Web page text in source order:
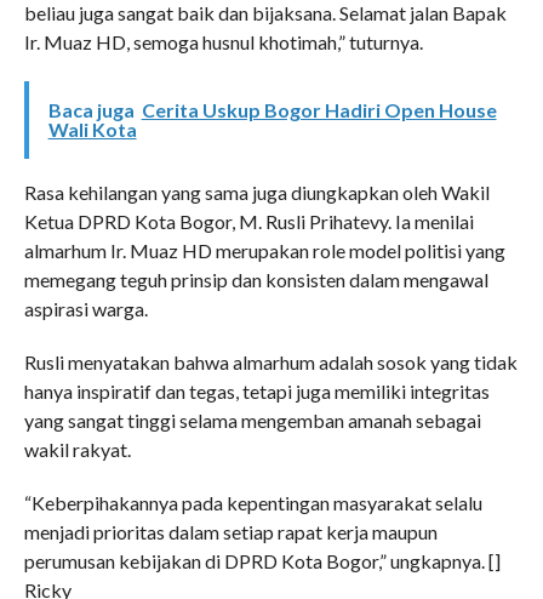
beliau juga sangat baik dan bijaksana. Selamat jalan Bapak
Ir. Muaz HD, semoga husnul khotimah,” tuturnya.
Baca juga Cerita Uskup Bogor Hadiri Open House
Wali Kota
​Rasa kehilangan yang sama juga diungkapkan oleh Wakil
Ketua DPRD Kota Bogor, M. Rusli Prihatevy. Ia menilai
almarhum Ir. Muaz HD merupakan role model politisi yang
memegang teguh prinsip dan konsisten dalam mengawal
aspirasi warga.
​Rusli menyatakan bahwa almarhum adalah sosok yang tidak
hanya inspiratif dan tegas, tetapi juga memiliki integritas
yang sangat tinggi selama mengemban amanah sebagai
wakil rakyat.
“Keberpihakannya pada kepentingan masyarakat selalu
menjadi prioritas dalam setiap rapat kerja maupun
perumusan kebijakan di DPRD Kota Bogor,” ungkapnya. []
Ricky